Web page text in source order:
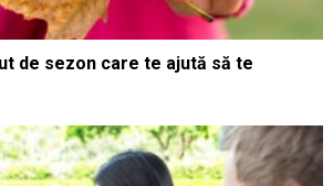
de sezon care te ajută să te